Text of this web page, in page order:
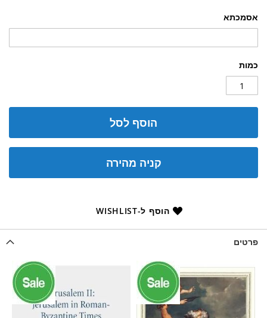
אסמכתא
כמות
הוסף לסל
קניה מהירה
הוסף ל-WISHLIST
פרטים